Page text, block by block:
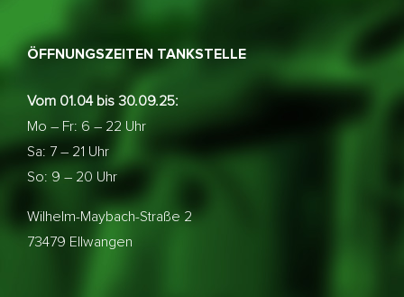
ÖFFNUNGSZEITEN TANKSTELLE
Vom 01.04 bis 30.09.25:
Mo – Fr: 6 – 22 Uhr
Sa: 7 – 21 Uhr
So: 9 – 20 Uhr
Wilhelm-Maybach-Straße 2
73479 Ellwangen